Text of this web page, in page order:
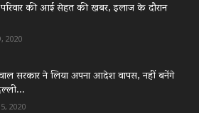
की आई सेहत की खबर, इलाज के दौरान
2020
सरकार ने लिया अपना आदेश वापस, नहीं बनेंगे
2020